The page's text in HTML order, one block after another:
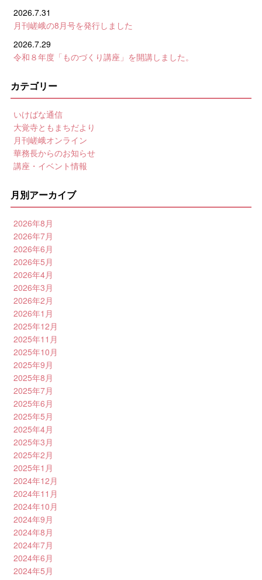
2026.7.31
月刊嵯峨の8月号を発行しました
2026.7.29
令和８年度「ものづくり講座」を開講しました。
カテゴリー
いけばな通信
大覚寺ともまちだより
月刊嵯峨オンライン
華務長からのお知らせ
講座・イベント情報
月別アーカイブ
2026年8月
2026年7月
2026年6月
2026年5月
2026年4月
2026年3月
2026年2月
2026年1月
2025年12月
2025年11月
2025年10月
2025年9月
2025年8月
2025年7月
2025年6月
2025年5月
2025年4月
2025年3月
2025年2月
2025年1月
2024年12月
2024年11月
2024年10月
2024年9月
2024年8月
2024年7月
2024年6月
2024年5月